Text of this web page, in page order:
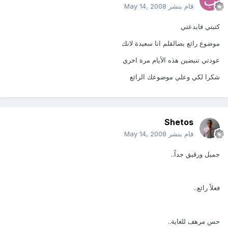
قام بنشر May 14, 2008
كتبتي فابدعتي
موضوع رائع بضالقلم انا سعيدة لانك
عودتي تنبضين هذه الأيام مرة اخري
شكرا لكي وعلي موضوعك الرائع
Shetos
قام بنشر May 14, 2008
جميل ورقيق جداً..
فعلاً رائع..
حس مرهف للغاية..